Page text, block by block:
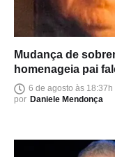
Mudança de
homenageia pai
6 de agosto às 18:37h
por Daniele Mendonça